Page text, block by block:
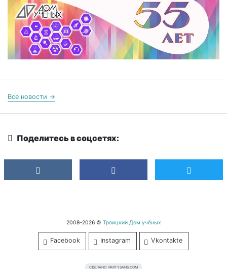
Все новости →
Поделитесь в соцсетях:
2008–2026 © Троицкий Дом учёных
Facebook Instagram Vkontakte
СДЕЛАНО PARTYSANS.COM